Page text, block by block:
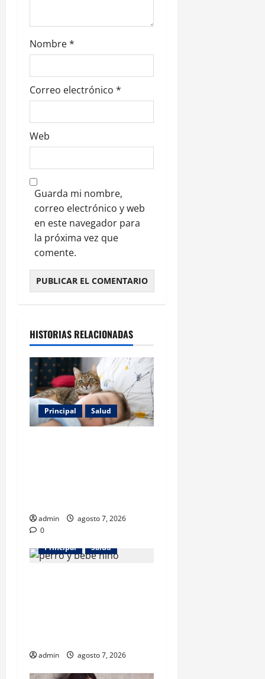
d
a
s
Nombre*
Correo electrónico *
Web
Guarda mi nombre,
correo electrónico y web
en este navegador para
la próxima vez que
comente.
HISTORIAS RELACIONADAS
Principal Salud
admin
agosto 7, 2026
0
Principal
Salud
admin agosto 7, 2026